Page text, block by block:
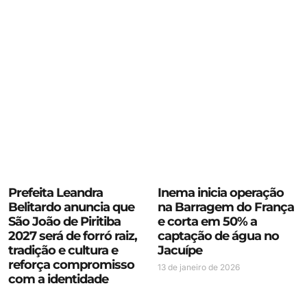
Prefeita Leandra
Belitardo anuncia que
São João de Piritiba
2027 será de forró raiz,
tradição e cultura e
reforça compromisso
com a identidade
Inema inicia operação
na Barragem do França
e corta em 50% a
captação de água no
Jacuípe
13 de janeiro de 2026